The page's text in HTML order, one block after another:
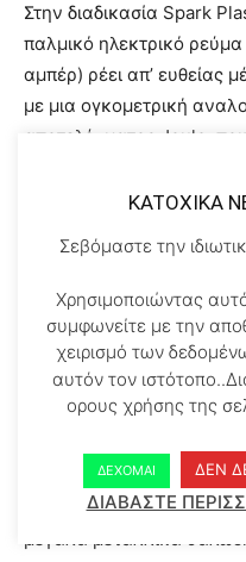
Στην διαδικασία Spark
παλμικό ηλεκτρικό ρεύμα
αμπέρ) ρέει απ’ ευθείας
με μια ογκομετρική
αποτελέσματος Joule,
αγώγιμη μεταφορά
συμβατικά συστήματα
ραγδαία αύξηση της
ενισχύσει τους
τα φαινόμενα
παγιώσεως. Επιπλέον τα
προκαλούνται από την
παίζουν ρόλο στην
Έχει αποδειχθεί ότι τα
διαδικασία SPS
παρεμφερής με τα
μεγάλα μεταλλικά
KATOXIKA
Σεβόμαστε την
Χρησιμοποιώντας
συμφωνείτε με την
χειρισμό των
αυτόν τον
ορους χρήσης της
ΔΕΧΟΜΑΙ ΔΕΝ
ΔΙΑΒΑΣΤΕ